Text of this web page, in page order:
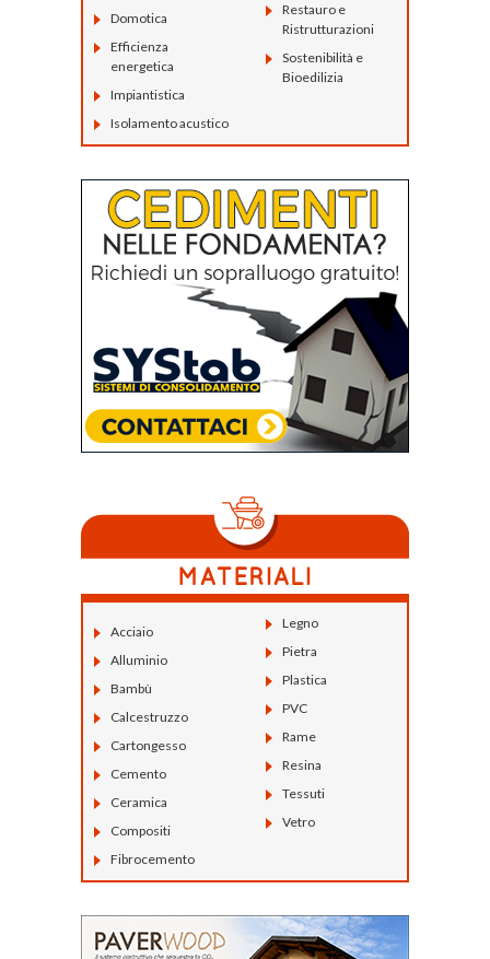
Domotica
Efficienza
energetica
Impiantistica
Isolamento acustico
Restauro e
Ristrutturazioni
Sostenibilità e
Bioedilizia
Acciaio
Alluminio
Bambù
Calcestruzzo
Cartongesso
Cemento
Ceramica
Compositi
Fibrocemento
Legno
Pietra
Plastica
PVC
Rame
Resina
Tessuti
Vetro